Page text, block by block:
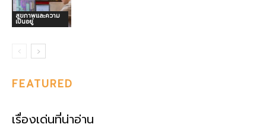
สุขภาพและความ
เป็นอยู่
FEATURED
เรื่องเด่นที่น่าอ่าน